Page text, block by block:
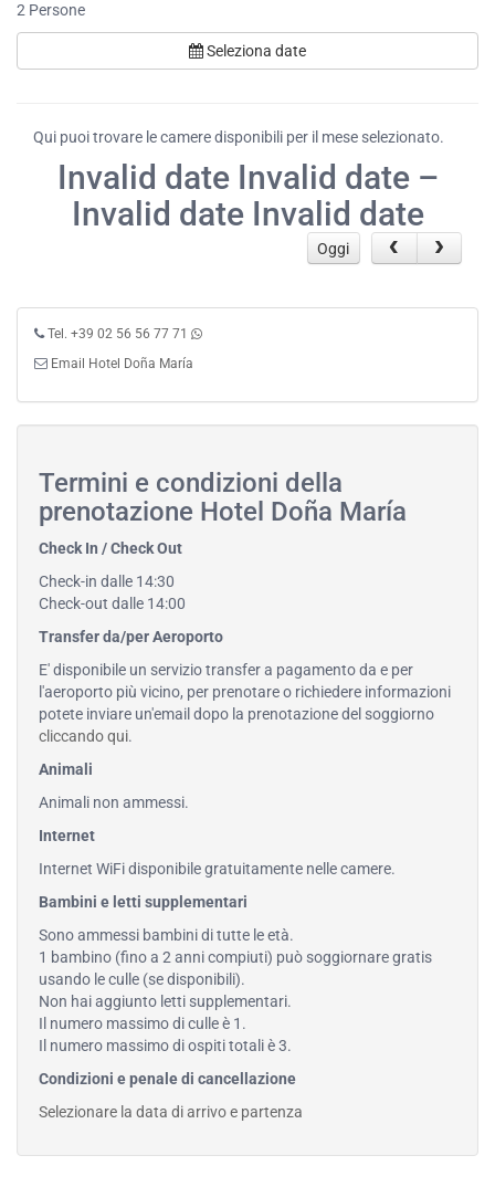
2 Persone
Seleziona date
Qui puoi trovare le camere disponibili per il mese selezionato.
Invalid date Invalid date –
Invalid date Invalid date
Oggi
Tel. +39 02 56 56 77 71
Email Hotel Doña María
Termini e condizioni della
prenotazione Hotel Doña María
Check In / Check Out
Check-in dalle 14:30
Check-out dalle 14:00
Transfer da/per Aeroporto
E' disponibile un servizio transfer a pagamento da e per
l'aeroporto più vicino, per prenotare o richiedere informazioni
potete inviare un'email dopo la prenotazione del soggiorno
cliccando qui.
Animali
Animali non ammessi.
Internet
Internet WiFi disponibile gratuitamente nelle camere.
Bambini e letti supplementari
Sono ammessi bambini di tutte le età.
1 bambino (fino a 2 anni compiuti) può soggiornare gratis
usando le culle (se disponibili).
Non hai aggiunto letti supplementari.
Il numero massimo di culle è 1.
Il numero massimo di ospiti totali è 3.
Condizioni e penale di cancellazione
Selezionare la data di arrivo e partenza